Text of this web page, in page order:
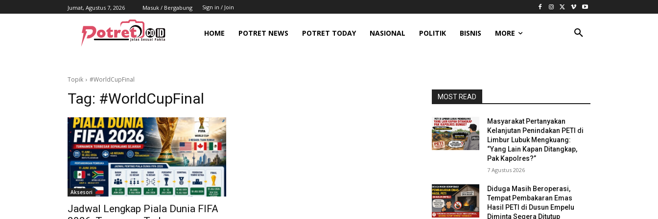
Jumat, Agustus 7, 2026 Masuk / Bergabung Sign in / Join
HOME POTRET NEWS POTRET TODAY NASIONAL POLITIK BISNIS MORE
Topik #WorldCupFinal
Tag: #WorldCupFinal
Aksesori
Jadwal Lengkap Piala Dunia FIFA
MOST READ
Masyarakat Pertanyakan
Kelanjutan Penindakan PETI di
Limbur Lubuk Mengkuang:
“Yang Lain Kapan Ditangkap,
Pak Kapolres?”
7 Agustus 2026
Diduga Masih Beroperasi,
Tempat Pembakaran Emas
Hasil PETI di Dusun Empelu
Diminta Segera Ditutup